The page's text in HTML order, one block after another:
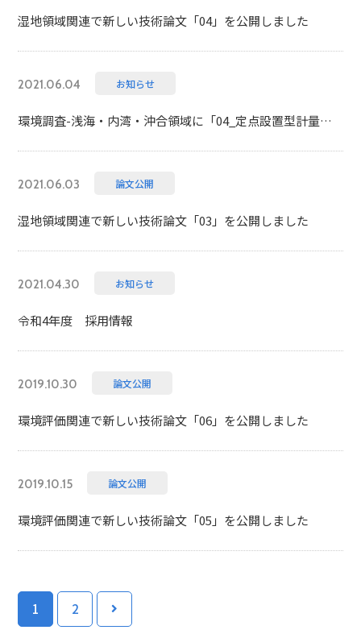
湿地領域関連で新しい技術論文「04」を公開しました
2021.06.04 お知らせ
環境調査-浅海・内湾・沖合領域に「04_定点設置型計量魚探の導入」を掲載しました
2021.06.03 論文公開
湿地領域関連で新しい技術論文「03」を公開しました
2021.04.30 お知らせ
令和4年度 採用情報
2019.10.30 論文公開
環境評価関連で新しい技術論文「06」を公開しました
2019.10.15 論文公開
環境評価関連で新しい技術論文「05」を公開しました
1 2